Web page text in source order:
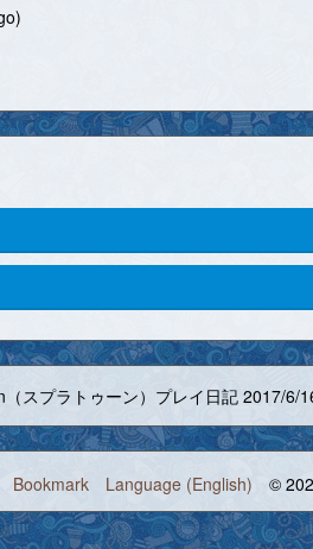
スプラトゥーン）プレイ日記 2017/6/
Bookmark Language (English) ©